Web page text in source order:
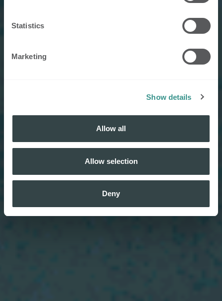
Statistics
Marketing
Show details
Allow all
Allow selection
Deny